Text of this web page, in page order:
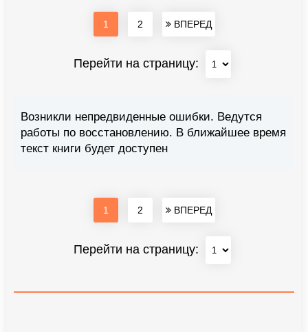
1 2 ВПЕРЕД
Перейти на страницу:
Возникли непредвиденные ошибки. Ведутся
работы по восстановлению. В ближайшее время
текст книги будет доступен
1 2 ВПЕРЕД
Перейти на страницу: